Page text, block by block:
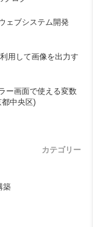
ェブシステム開発
用して画像を出力す
ー画面で使える変数
中央区)
カテゴリー
築